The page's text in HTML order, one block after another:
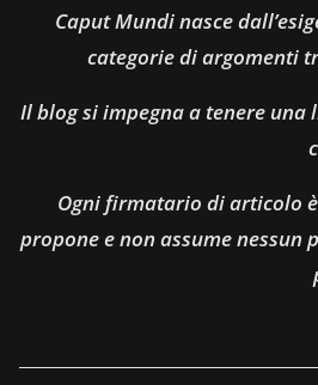
Caput Mundi nasce
categorie di argomenti
Il blog si impegna a tenere
Ogni firmatario di articolo
propone e non assume